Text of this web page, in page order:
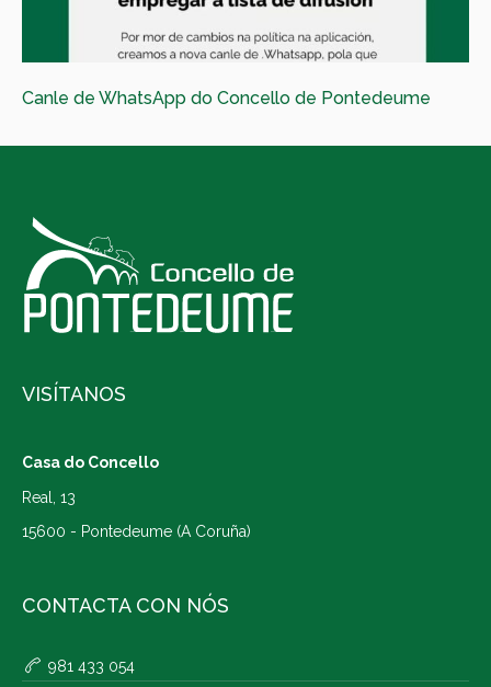
Canle de WhatsApp do Concello de Pontedeume
VISÍTANOS
Casa do Concello
Real, 13
15600 - Pontedeume (A Coruña)
CONTACTA CON NÓS
981 433 054